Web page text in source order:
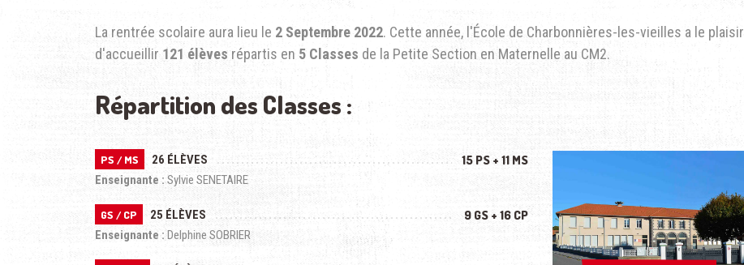
La rentrée scolaire aura lieu le 2 Septembre 2022. Cette année, l'École de Charbonnières-les-vieilles a le plaisir
d'accueillir 121 élèves répartis en 5 Classes de la Petite Section en Maternelle au CM2.
Répartition des Classes :
PS / MS 26 ÉLÈVES 15 PS + 11 MS
Enseignante : Sylvie SENETAIRE
GS / CP 25 ÉLÈVES 9 GS + 16 CP
Enseignante : Delphine SOBRIER